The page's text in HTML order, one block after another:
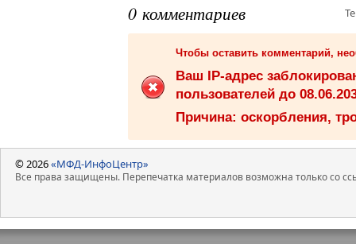
0 комментариев
Чтобы оставить комментарий,
Ваш IP-адрес
пользователей до
Причина: оскорбления,
© 2026«МФД-ИнфоЦентр»
Все права защищены. Перепечатка материалов возможна только со